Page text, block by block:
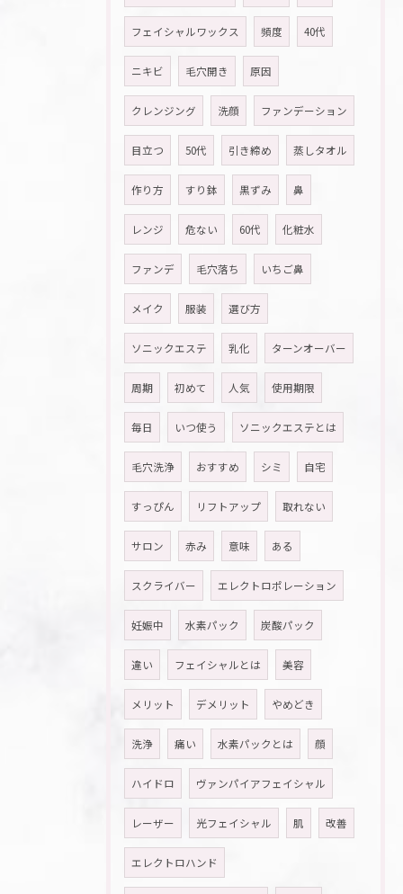
フェイシャルワックス 頻度 40代
ニキビ 毛穴開き 原因
クレンジング 洗顔 ファンデーション
目立つ 50代 引き締め 蒸しタオル
作り方 すり鉢 黒ずみ 鼻
レンジ 危ない 60代 化粧水
ファンデ 毛穴落ち いちご鼻
メイク 服装 選び方
ソニックエステ 乳化 ターンオーバー
周期 初めて 人気 使用期限
毎日 いつ使う ソニックエステとは
毛穴洗浄 おすすめ シミ 自宅
すっぴん リフトアップ 取れない
サロン 赤み 意味 ある
スクライバー エレクトロポレーション
妊娠中 水素パック 炭酸パック
違い フェイシャルとは 美容
メリット デメリット やめどき
洗浄 痛い 水素パックとは 顔
ハイドロ ヴァンパイアフェイシャル
レーザー 光フェイシャル 肌 改善
エレクトロハンド